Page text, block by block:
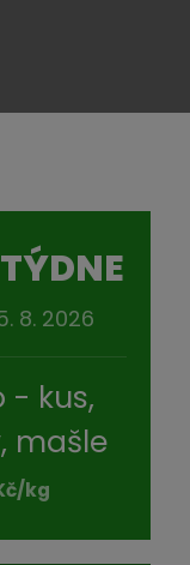
8. 2026
- kus,
mašle
kg